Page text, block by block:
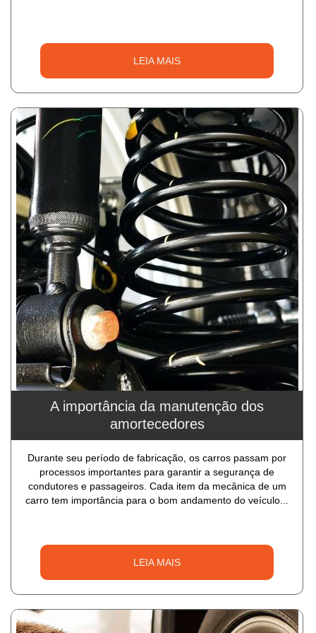
LEIA MAIS
A importância da manutenção dos
amortecedores
Durante seu período de fabricação, os carros passam por
processos importantes para garantir a segurança de
condutores e passageiros. Cada item da mecânica de um
carro tem importância para o bom andamento do veículo...
LEIA MAIS